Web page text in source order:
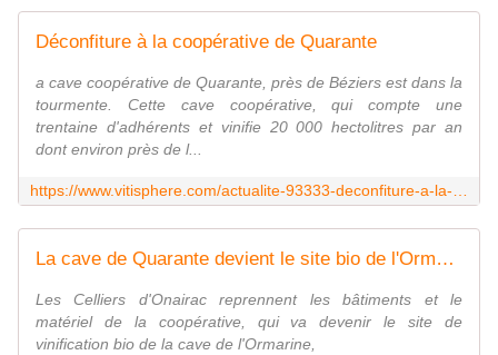
Déconfiture à la coopérative de Quarante
a cave coopérative de Quarante, près de Béziers est dans la
tourmente. Cette cave coopérative, qui compte une
trentaine d'adhérents et vinifie 20 000 hectolitres par an
dont environ près de l...
La cave de Quarante devient le site bio de l'Ormarine
Les Celliers d'Onairac reprennent les bâtiments et le
matériel de la coopérative, qui va devenir le site de
vinification bio de la cave de l'Ormarine,